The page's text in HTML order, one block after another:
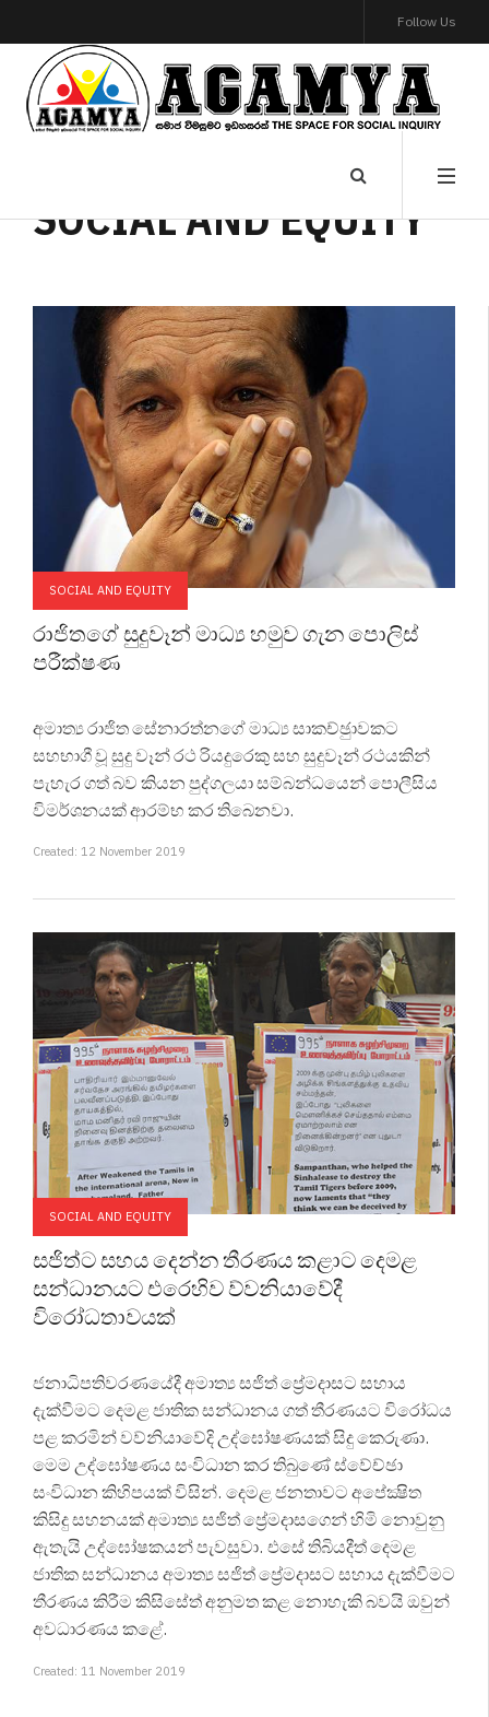
Follow Us
SOCIAL AND EQUITY
SOCIAL AND EQUITY
රාජිතගේ සුදුවෑන් මාධ්‍ය හමුව ගැන පොලිස්
පරීක්ෂණ
අමාත්‍ය රාජිත සේනාරත්නගේ මාධ්‍ය සාකච්ඡුාවකට
සහභාගී වූ සුදු වෑන් රථ රියදුරෙකු සහ සුදුවෑන් රථයකින්
පැහැර ගත් බව කියන පුද්ගලයා සම්බන්ධයෙන් පොලීසිය
විමර්ශනයක් ආරම්භ කර තිබෙනවා.
Created: 12 November 2019
SOCIAL AND EQUITY
සජිත්ට සහය දෙන්න තීරණය කළාට දෙමළ
සන්ධානයට එරෙහිව ව්වනියාවේදී
විරෝධතාවයක්
ජනාධිපතිවරණයේදී අමාත්‍ය සජිත් ප්‍රේමදාසට සහාය
දැක්වීමට දෙමළ ජාතික සන්ධානය ගත් තීරණයට විරෝධය
පළ කරමින් වව්නියාවේදි උද්ඝෝෂණයක් සිදු කෙරුණා.
මෙම උද්ඝෝෂණය සංවිධාන කර තිබුණේ ස්වේච්ඡා
සංවිධාන කිහිපයක් විසින්. දෙමළ ජනතාවට අපේක්‍ෂිත
කිසිදු සහනයක් අමාත්‍ය සජිත් ප්‍රේමදාසගෙන් හිමි නොවුනු
ඇතැයි උද්ඝෝෂකයන් පැවසුවා. එසේ තිබියදීත් දෙමළ
ජාතික සන්ධානය අමාත්‍ය සජිත් ප්‍රේමදාසට සහාය දැක්වීමට
තීරණය කිරීම කිසිසේත් අනුමත කළ නොහැකි බවයි ඔවුන්
අවධාරණය කළේ.
Created: 11 November 2019